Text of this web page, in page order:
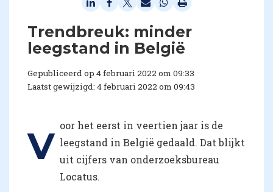
Trendbreuk: minder
leegstand in België
Gepubliceerd op 4 februari 2022 om 09:33
Laatst gewijzigd: 4 februari 2022 om 09:43
V oor het eerst in veertien jaar is de
leegstand in België gedaald. Dat blijkt
uit cijfers van onderzoeksbureau
Locatus.